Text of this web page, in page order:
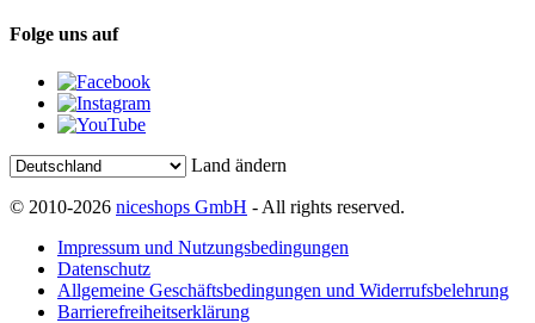
Folge uns auf
Land ändern
© 2010-2026 niceshops GmbH - All rights reserved.
Impressum und Nutzungsbedingungen
Datenschutz
Allgemeine Geschäftsbedingungen und Widerrufsbelehrung
Barrierefreiheitserklärung